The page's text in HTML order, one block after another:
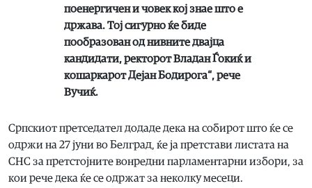
поенергичен и човек кој знае што е
држава. Тој сигурно ќе биде
пообразован од нивните двајца
кандидати, ректорот Владан Ѓокиќ и
кошаркарот Дејан Бодирога“, рече
Вучиќ.
Српскиот претседател додаде дека на собирот што ќе се
одржи на 27 јуни во Белград, ќе ја претстави листата на
СНС за претстојните вонредни парламентарни избори, за
кои рече дека ќе се одржат за неколку месеци.